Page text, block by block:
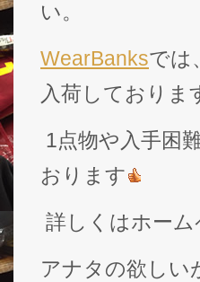
い。
WearBanksでは
入荷しておりま
1点物や入手困
おります
詳しくはホー
アナタの欲しい